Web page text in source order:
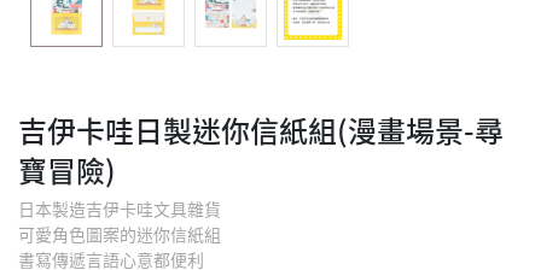
吉伊卡哇日製迷你信紙組(漫畫場景-尋
寶冒險)
日本製造吉伊卡哇文具雜貨
可愛角色圖案的迷你信紙組
書寫傳遞言語心意都便利